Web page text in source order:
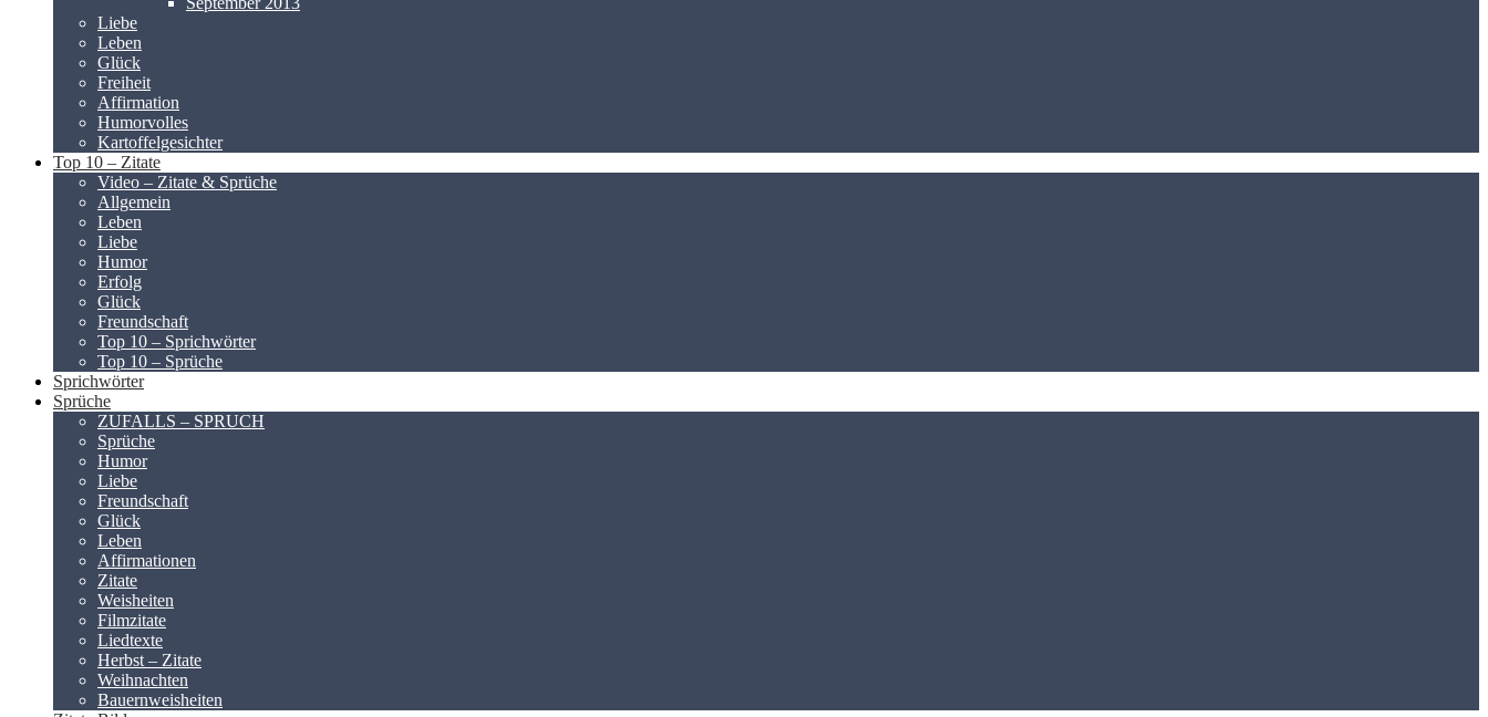
Liebe
Leben
Glück
Freiheit
Affirmation
Humorvolles
Kartoffelgesichter
Top 10 – Zitate
Video – Zitate & Sprüche
Allgemein
Leben
Liebe
Humor
Erfolg
Glück
Freundschaft
Top 10 – Sprichwörter
Top 10 – Sprüche
Sprichwörter
Sprüche
ZUFALLS – SPRUCH
Sprüche
Humor
Liebe
Freundschaft
Glück
Leben
Affirmationen
Zitate
Weisheiten
Filmzitate
Liedtexte
Herbst – Zitate
Weihnachten
Bauernweisheiten